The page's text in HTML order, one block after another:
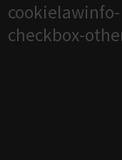
cookielawinfo-
checkbox-